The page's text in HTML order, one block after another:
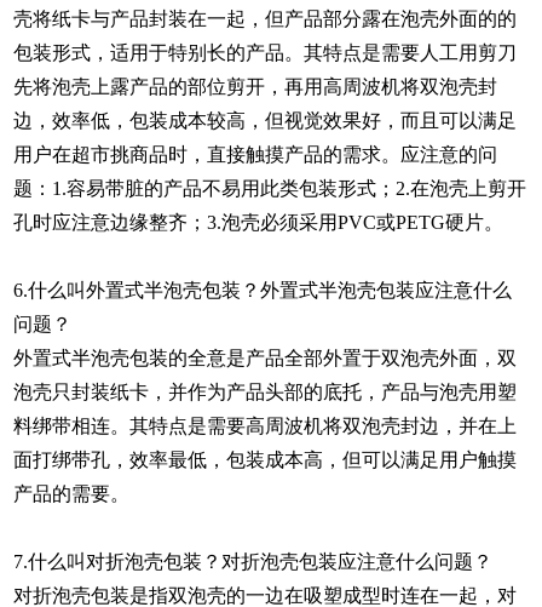
壳将纸卡与产品封装在一起，但产品部分露在泡壳外面的的
包装形式，适用于特别长的产品。其特点是需要人工用剪刀
先将泡壳上露产品的部位剪开，再用高周波机将双泡壳封
边，效率低，包装成本较高，但视觉效果好，而且可以满足
用户在超市挑商品时，直接触摸产品的需求。应注意的问
题：1.容易带脏的产品不易用此类包装形式；2.在泡壳上剪开
孔时应注意边缘整齐；3.泡壳必须采用PVC或PETG硬片。
6.什么叫外置式半泡壳包装？外置式半泡壳包装应注意什么
问题？
外置式半泡壳包装的全意是产品全部外置于双泡壳外面，双
泡壳只封装纸卡，并作为产品头部的底托，产品与泡壳用塑
料绑带相连。其特点是需要高周波机将双泡壳封边，并在上
面打绑带孔，效率最低，包装成本高，但可以满足用户触摸
产品的需要。
7.什么叫对折泡壳包装？对折泡壳包装应注意什么问题？
对折泡壳包装是指双泡壳的一边在吸塑成型时连在一起，对